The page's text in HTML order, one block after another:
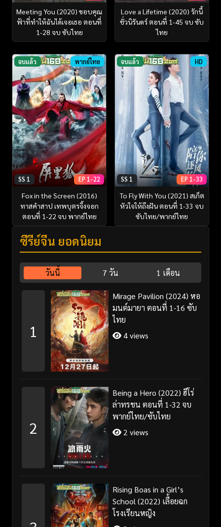
Meeting You (2020) ขอบคุณ
ฟ้าที่ทำให้ฉันได้เจอเธอ ตอนที่
1-28 จบ ซับไทย
Love a Lifetime (2020) รักนี้
ชั่วนิรันดร์ ตอนที่ 1-45 จบ ซับ
ไทย
จบแล้ว พากย์ไทย
SS 1 EP 1-22
Fox in the Screen (2016)
ทาสคำสาป เทพบุตรจิ้งจอก
ตอนที่ 1-22 จบ พากย์ไทย
จบแล้ว HD
SS 1 EP 1-33
To Fly With You (2021) สเก็ต
หัวใจให้ถึงฝัน ตอนที่ 1-33 จบ
ซับไทย/พากย์ไทย
ซีรี่ย์จีน ยอดนิยม
วันนี้ 7 วัน 1 เดือน
1
Mirage Pavilion (2024) หอ
มนต์มายา ตอนที่ 1-16 ซับ
ไทย
4 views
2
Being a Hero (2022) ฮีโร่
ล่าทรชน ตอนที่ 1-32 จบ
พากย์ไทย/ซับไทย
2 views
Rising Boas in a Girl’s
School (2022) เลื้อยฉก
โรงเรียนหญิง